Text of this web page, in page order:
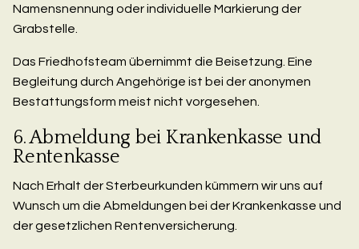
Namensnennung oder individuelle Markierung der
Grabstelle.
Das Friedhofsteam übernimmt die Beisetzung. Eine
Begleitung durch Angehörige ist bei der anonymen
Bestattungsform meist nicht vorgesehen.
6. Abmeldung bei Krankenkasse und
Rentenkasse
Nach Erhalt der Sterbeurkunden kümmern wir uns auf
Wunsch um die Abmeldungen bei der Krankenkasse und
der gesetzlichen Rentenversicherung.